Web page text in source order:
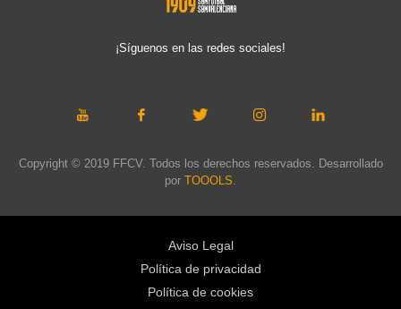
¡Síguenos en las redes sociales!
Copyright © 2019 FFCV. Todos los derechos reservados. Desarrollado
por TOOOLS.
Aviso Legal
Política de privacidad
Política de cookies